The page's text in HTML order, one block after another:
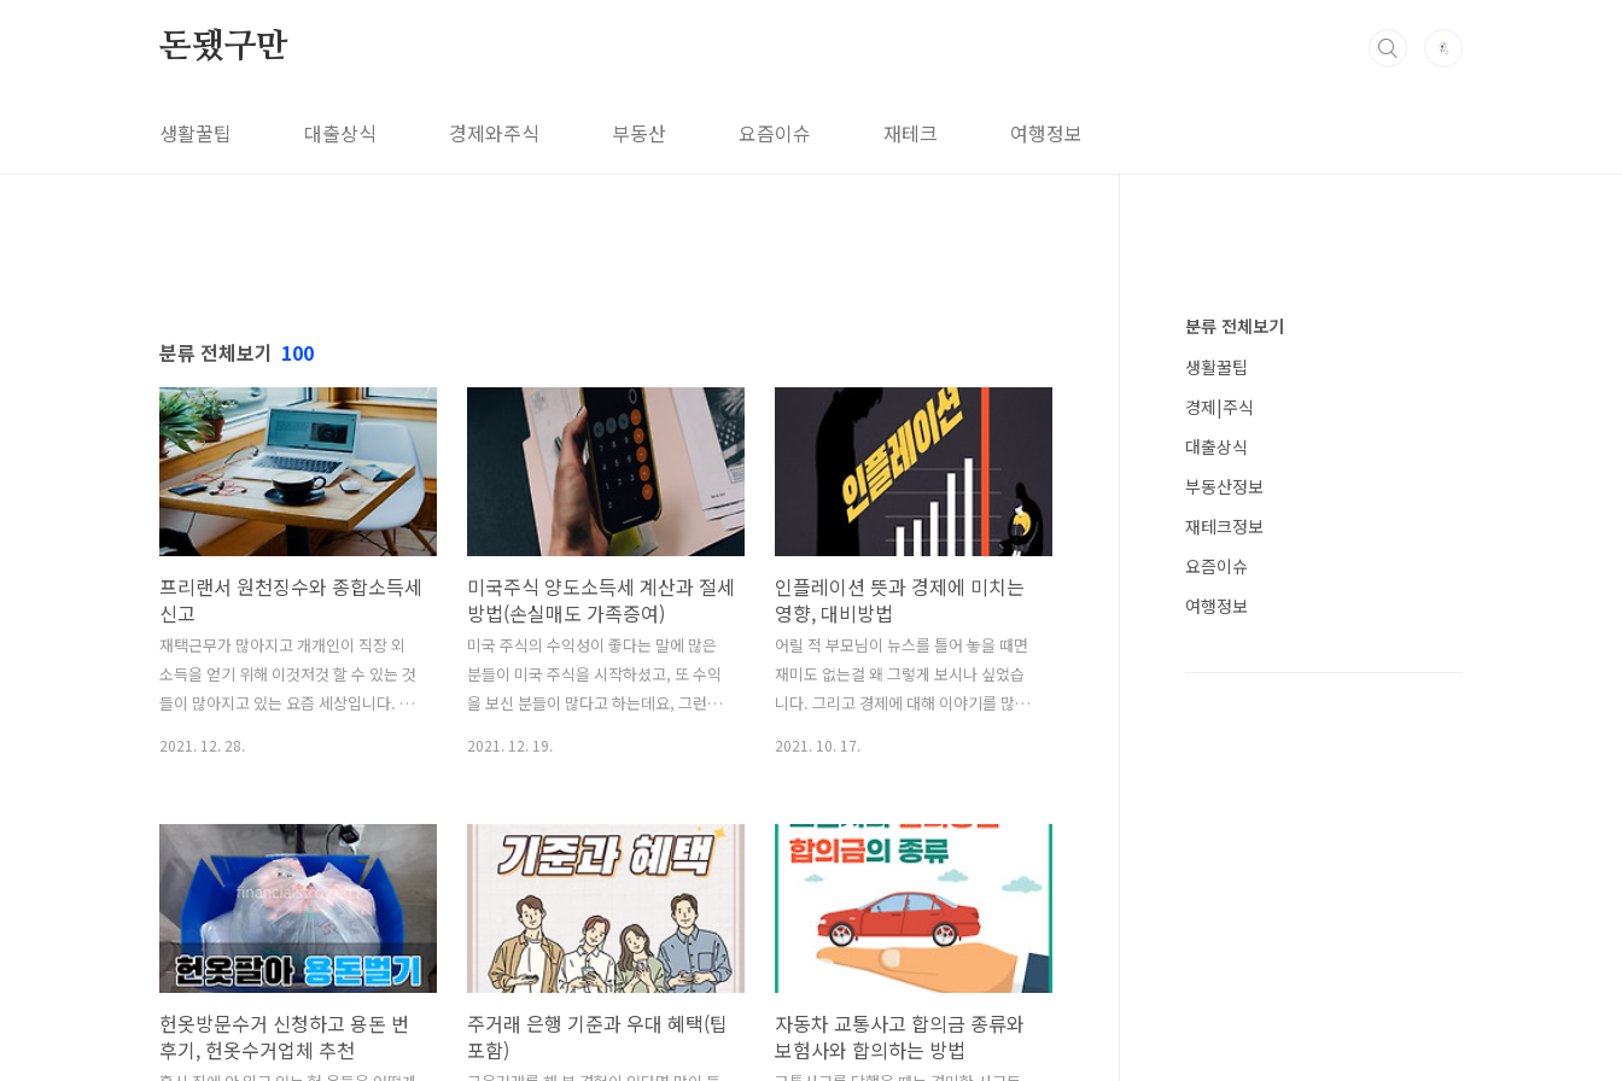
돈됐구만
생활꿀팁 대출상식 경제와주식 부동산 요즘이슈 재테크 여행정보
분류 전체보기 100
프리랜서 원천징수와 종합소득세
신고
재택근무가 많아지고 개개인이 직장 외
소득을 얻기 위해 이것저것 할 수 있는 것
들이 많아지고 있는 요즘 세상입니다. 그
대한 스트레스를 받지 않아 좋다고 생각
하시겠지만 그만큼 혼자 처리해야 할 일
들이 많은 것이 또 프리랜서입니다. 프리
랜서는 근로자? 사업자? 프리랜서도 엄연
히 사업자입니다. 사업자등록증은 없지만
프리랜서의 소득은 근로소득이 아닌 사업
소득으로 구분되기 때문입니다. 그래서
평소에 세금에 관심이 없었던 분들은 더
욱 챙기셔야 하는 게 있는데 바로 종합소
2021. 12. 28.
미국주식 양도소득세 계산과 절세
방법(손실매도 가족증여)
미국 주식의 수익성이 좋다는 말에 많은
분들이 미국 주식을 시작하셨고, 또 수익
을 보신 분들이 많다고 하는데요, 그런데
합니다. 양도소득세란? 미국 주식을 팔아
서 확정된 수익에 대해서 부과되는 세금
으로 주식을 팔지 않고 계속 보유하고 있
을 때는 부과되지 않습니다. 결제일 기준
(예. 2021년 1월 1일 ~ 2021년 12월 31
일)으로 1년간 발생한 소득에 대해 부과되
고, 다음 해(2022년 5월)에 납부합니다.
양도소득세 과세표준 세율 과세표준 세율
은 22%(양도소득세 20% + 지방세 2%)
2021. 12. 19.
인플레이션 뜻과 경제에 미치는
영향, 대비방법
어릴 적 부모님이 뉴스를 틀어 놓을 때면
재미도 없는걸 왜 그렇게 보시나 싶었습
니다. 그리고 경제에 대해 이야기를 많이
플레이션에 대한 공포를 반복적으로 보도
하고 있습니다. 인플레이션이 오면 우리
나라 경제에 어떤 영향이 올지, 내 자산은
어떻게 움직여야 하는지 정리해 보았습니
다. 인플레이션 뜻이 뭔가요? 경제용어는
언제 들어도 헷갈리고 어렵습니다. 하지
만 아는 것이 힘인 만큼 알고 있으면 그에
맞춰 대비를 할 수 있습니다. 인플레이션
이라는 것은 한마디로 단기간에 빠른 속
2021. 10. 17.
헌옷방문수거 신청하고 용돈 번
후기, 헌옷수거업체 추천
주거래 은행 기준과 우대 혜택(팁
포함)
자동차 교통사고 합의금 종류와
보험사와 합의하는 방법
분류 전체보기
생활꿀팁
경제|주식
대출상식
부동산정보
재테크정보
요즘이슈
여행정보